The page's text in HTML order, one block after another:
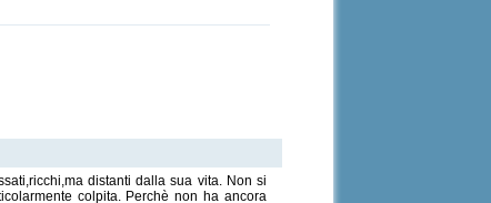
distanti dalla sua vita. Non si
colpita. Perchè non ha ancora